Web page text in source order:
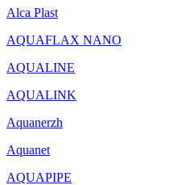
Alca Plast
AQUAFLAX NANO
AQUALINE
AQUALINK
Aquanerzh
Aquanet
AQUAPIPE